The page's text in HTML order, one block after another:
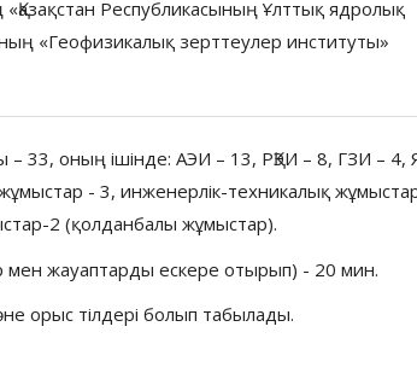
«Қазақстан Республикасының Ұлттық ядролық
«Геофизикалық зерттеулер институты»
33, оның ішінде: АЭИ – 13, РҚЭИ – 8, ГЗИ –
жұмыстар - 3, инженерлік-техникалық
2 (қолданбалы жұмыстар).
мен жауаптарды ескере отырып) - 20 мин.
орыс тілдері болып табылады.